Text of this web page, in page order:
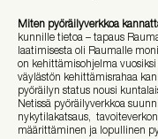
Miten pyöräilyverkkoa
kunnille tietoa – tapaus
laatimisesta oli Raumalle
on kehittämisohjelma
väylästön kehittämisrahaa
pyöräilyn status nousi
Netissä pyöräilyverkkoa
nykytilakatsaus,
määrittäminen ja lopullinen